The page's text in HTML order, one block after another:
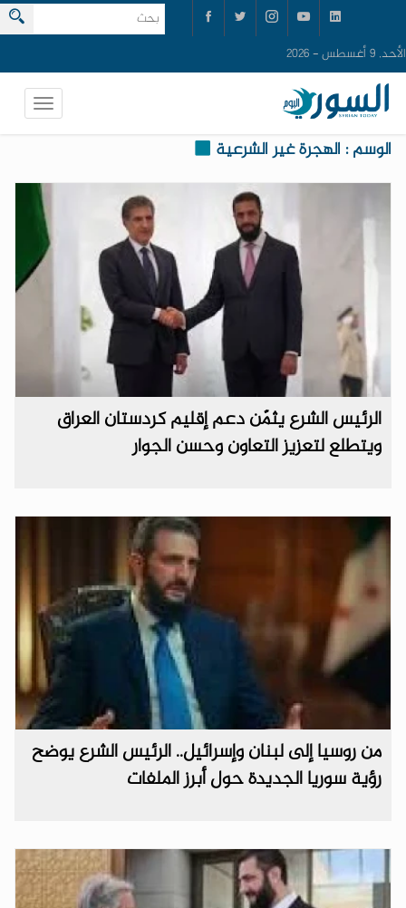
الأحد, 9 أغسطس - 2026
الوسم : الهجرة غير الشرعية
الرئيس الشرع يثمّن دعم إقليم كردستان العراق
ويتطلع لتعزيز التعاون وحسن الجوار
من روسيا إلى لبنان وإسرائيل.. الرئيس الشرع يوضح
رؤية سوريا الجديدة حول أبرز الملفات